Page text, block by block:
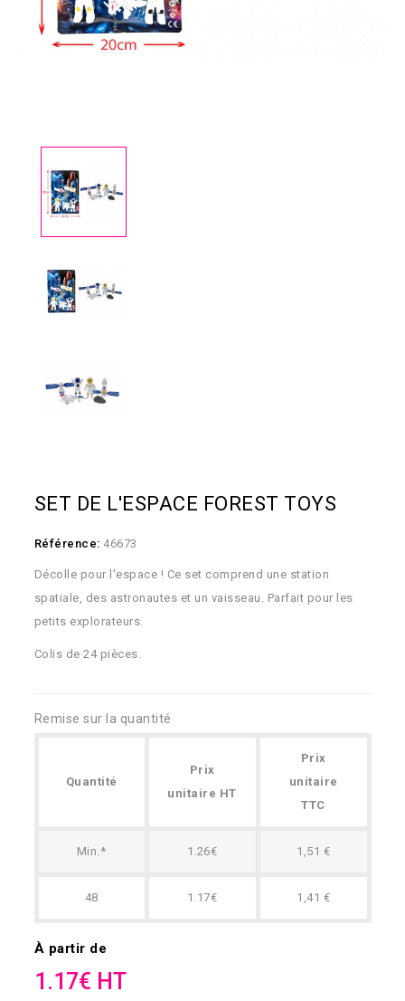
SET DE L'ESPACE FOREST TOYS
Référence: 46673
Décolle pour l'espace ! Ce set comprend une station
spatiale, des astronautes et un vaisseau. Parfait pour les
petits explorateurs.
Colis de 24 pièces.
Remise sur la quantité
Quantité
Prix
unitaire HT
Prix
unitaire
TTC
Min.* 1.26€ 1,51 €
48 1.17€ 1,41 €
À partir de
1.17€ HT